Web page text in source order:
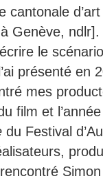
cantonale
Genève,
le
présenté en
mes
film et
du Festival